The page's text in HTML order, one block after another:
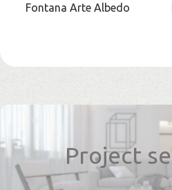
Fontana Arte Albedo
Project